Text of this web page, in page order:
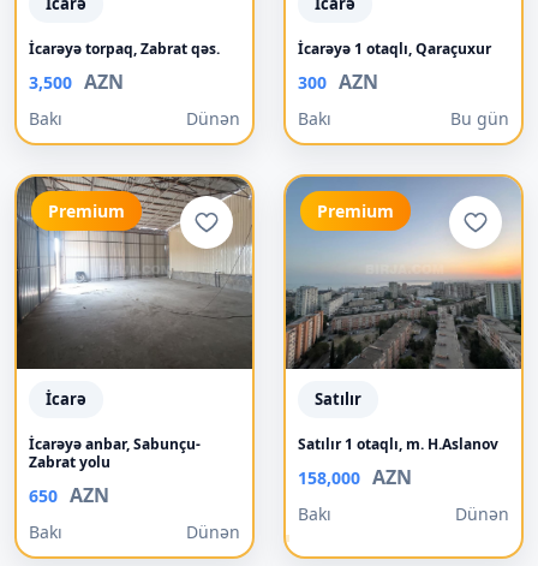
İcarəyə torpaq, Zabrat qəs.
3,500 AZN
Bakı Dünən
İcarəyə 1 otaqlı, Qaraçuxur
300 AZN
Bakı Bu gün
Premium
İcarə
İcarəyə anbar, Sabunçu-
Zabrat yolu
650 AZN
Bakı Dünən
Premium
Satılır
Satılır 1 otaqlı, m. H.Aslanov
158,000 AZN
Bakı Dünən